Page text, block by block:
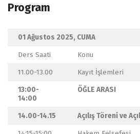
Program
01 Ağustos 2025, CUMA
Ders Saati
Konu
11.00-13.00
Kayıt İşlemleri
13:00-
14:00
ÖĞLE ARASI
14.00-14.15
Açılış Töreni ve